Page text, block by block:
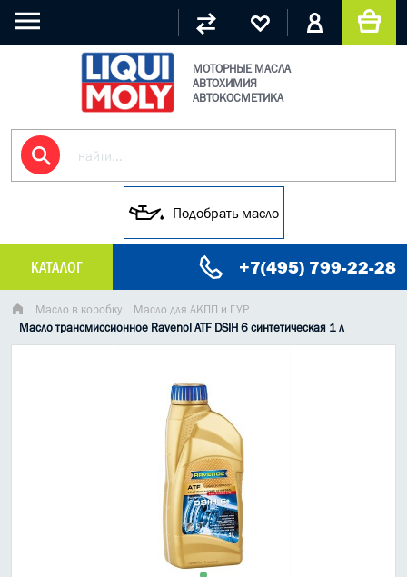
МОТОРНЫЕ МАСЛА
АВТОХИМИЯ
АВТОКОСМЕТИКА
Подобрать масло
КАТАЛОГ +7(495) 799-22-28
МАСЛО МОТОРНОЕ
ГРУЗОВЫЕ МАСЛА
Масло в коробку
Масло для АКПП и ГУР
Масло трансмиссионное Ravenol ATF DSIH 6 синтетическая 1 л